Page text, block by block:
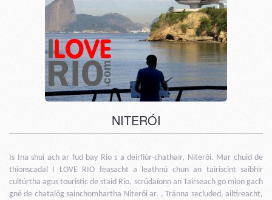
NITERÓI
Is Ina shuí ach ar fud bay Rio s a deirfiúr-chathair, Niterói. Mar chuid de
thionscadal I LOVE RIO feasacht a leathnú chun an tairiscint saibhir
cultúrtha agus touristic de staid Rio, scrúdaíonn an Tairseach go mion gach
gné de chatalóg sainchomhartha Niterói ar. , Tránna secluded, ailtireacht,